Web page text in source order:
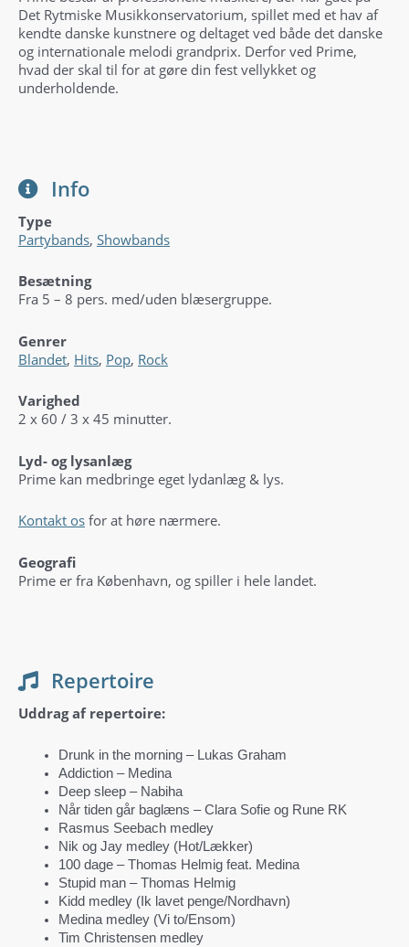
Det Rytmiske Musikkonservatorium, spillet med et hav af
kendte danske kunstnere og deltaget ved både det danske
og internationale melodi grandprix. Derfor ved Prime,
hvad der skal til for at gøre din fest vellykket og
underholdende.
Info
Type
Partybands, Showbands
Besætning
Fra 5 – 8 pers. med/uden blæsergruppe.
Genrer
Blandet, Hits, Pop, Rock
Varighed
2 x 60 / 3 x 45 minutter.
Lyd- og lysanlæg
Prime kan medbringe eget lydanlæg & lys.
Kontakt os for at høre nærmere.
Geografi
Prime er fra København, og spiller i hele landet.
Repertoire
Uddrag af repertoire:
Drunk in the morning – Lukas Graham
Addiction – Medina
Deep sleep – Nabiha
Når tiden går baglæns – Clara Sofie og Rune RK
Rasmus Seebach medley
Nik og Jay medley (Hot/Lækker)
100 dage – Thomas Helmig feat. Medina
Stupid man – Thomas Helmig
Kidd medley (Ik lavet penge/Nordhavn)
Medina medley (Vi to/Ensom)
Tim Christensen medley